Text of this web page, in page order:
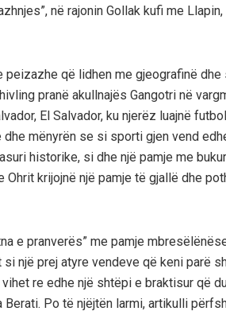
në rajonin Gollak kufi me
peizazhe që lidhen me gjeografinë
pranë akullnajës Gangotri në
El Salvador, ku njerëz luajnë
mënyrën se si sporti gjen vend
historike, si dhe një pamje me
Ohrit krijojnë një pamje të gjallë dhe
e pranverës” me pamje
një prej atyre vendeve që keni parë
vihet re edhe një shtëpi e braktisur që
Po të njëjtën larmi, artikulli